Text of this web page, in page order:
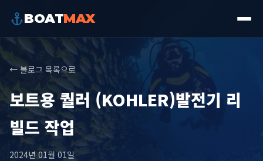
BOATMAX
← 블로그 목록으로
보트용 퀄러 (KOHLER)발전기 리
빌드 작업
2024년 01월 01일